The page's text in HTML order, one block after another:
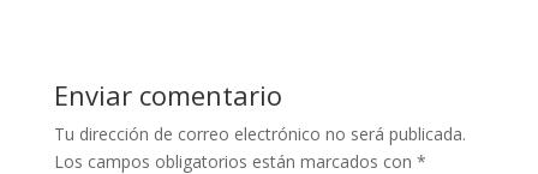
Enviar comentario
Tu dirección de correo electrónico no será publicada.
Los campos obligatorios están marcados con *